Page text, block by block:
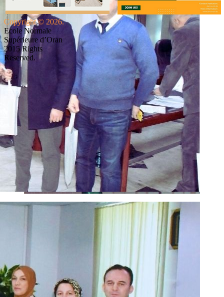
Copyright © 2026.
Ecole Normale
Supérieure d’Oran
2015 Rights
Reserved.